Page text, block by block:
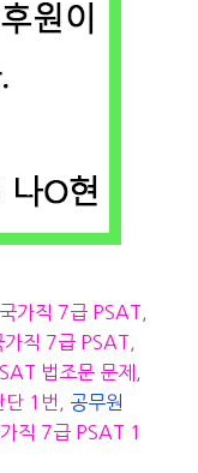
국가직 7급 PSAT
직 7급 PSAT
법조문 문제
단 1번
공무원
직 7급 PSAT 1